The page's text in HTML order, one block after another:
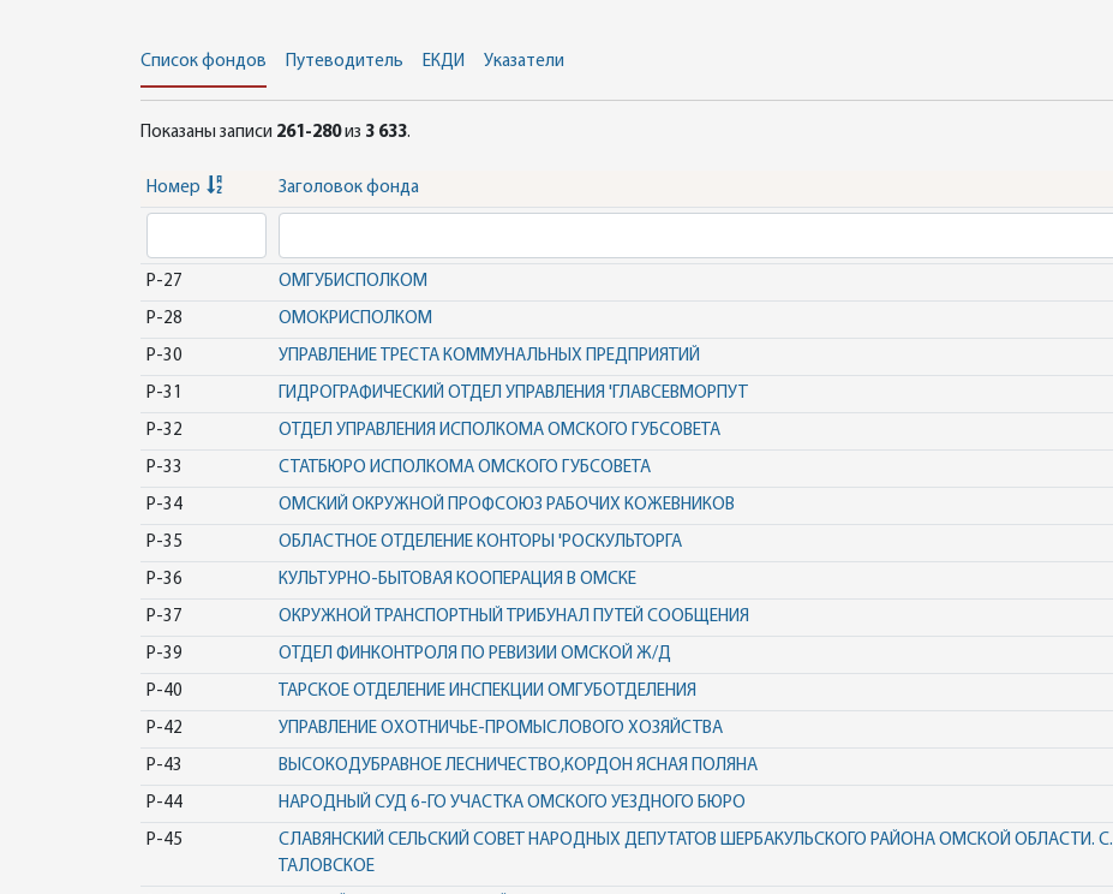
Список фондов Путеводитель ЕКДИ Указатели
Показаны записи 261-280из 3 633.
Номер Заголовок фонда
Р-27 ОМГУБИСПОЛКОМ
Р-28 ОМОКРИСПОЛКОМ
Р-30 УПРАВЛЕНИЕ ТРЕСТА КОММУНАЛЬНЫХ ПРЕДПРИЯТИЙ
Р-31 ГИДРОГРАФИЧЕСКИЙ ОТДЕЛ УПРАВЛЕНИЯ 'ГЛАВСЕВМОРПУТ
Р-32 ОТДЕЛ УПРАВЛЕНИЯ ИСПОЛКОМА ОМСКОГО ГУБСОВЕТА
Р-33 СТАТБЮРО ИСПОЛКОМА ОМСКОГО ГУБСОВЕТА
Р-34 ОМСКИЙ ОКРУЖНОЙ ПРОФСОЮЗ РАБОЧИХ КОЖЕВНИКОВ
Р-35 ОБЛАСТНОЕ ОТДЕЛЕНИЕ КОНТОРЫ 'РОСКУЛЬТОРГА
Р-36 КУЛЬТУРНО-БЫТОВАЯ КООПЕРАЦИЯ В ОМСКЕ
Р-37 ОКРУЖНОЙ ТРАНСПОРТНЫЙ ТРИБУНАЛ ПУТЕЙ СООБЩЕНИЯ
Р-39 ОТДЕЛ ФИНКОНТРОЛЯ ПО РЕВИЗИИ ОМСКОЙ Ж/Д
Р-40 ТАРСКОЕ ОТДЕЛЕНИЕ ИНСПЕКЦИИ ОМГУБОТДЕЛЕНИЯ
Р-42 УПРАВЛЕНИЕ ОХОТНИЧЬЕ-ПРОМЫСЛОВОГО ХОЗЯЙСТВА
Р-43 ВЫСОКОДУБРАВНОЕ ЛЕСНИЧЕСТВО,КОРДОН ЯСНАЯ ПОЛЯНА
Р-44 НАРОДНЫЙ СУД 6-ГО УЧАСТКА ОМСКОГО УЕЗДНОГО БЮРО
Р-45
СЛАВЯНСКИЙ СЕЛЬСКИЙ СОВЕТ НАРОДНЫХ ДЕПУТАТОВ ШЕРБАКУЛЬСКОГО РАЙОНА ОМСКОЙ ОБЛАСТИ. С.
ТАЛОВСКОЕ